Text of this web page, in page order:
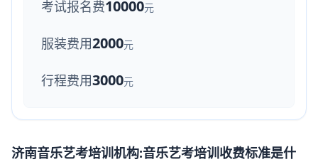
考试报名费10000元
服装费用2000元
行程费用3000元
济南音乐艺考培训机构:音乐艺考培训收费标准是什